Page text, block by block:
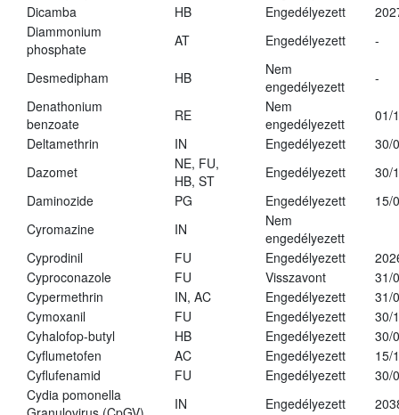
Dicamba
HB Engedélyezett
Diammonium
phosphate
AT Engedélyezett -
Desmedipham HB
Nem
engedélyezett
-
Denathonium
benzoate
RE
Nem
engedélyezett
01/
Deltamethrin
IN Engedélyezett
30/
Dazomet
NE, FU,
HB, ST
Engedélyezett
30/
Daminozide
PG Engedélyezett
15/
Cyromazine
IN
Nem
engedélyezett
Cyprodinil
FU Engedélyezett
Cyproconazole
FU Visszavont
31/
Cypermethrin
IN, AC Engedélyezett
31/
Cymoxanil
FU Engedélyezett
30/
Cyhalofop-butyl
HB Engedélyezett
30/
Cyflumetofen
AC Engedélyezett
15/
Cyflufenamid
FU Engedélyezett
30/
Cydia pomonella
IN Engedélyezett